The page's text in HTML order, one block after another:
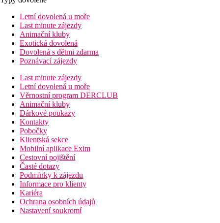
Letní dovolená u moře
Last minute zájezdy
Animační kluby
Exotická dovolená
Dovolená s dětmi zdarma
Poznávací zájezdy
Last minute zájezdy
Letní dovolená u moře
Věrnostní program DERCLUB
Animační kluby
Dárkové poukazy
Kontakty
Pobočky
Klientská sekce
Mobilní aplikace Exim
Cestovní pojištění
Časté dotazy
Podmínky k zájezdu
Informace pro klienty
Kariéra
Ochrana osobních údajů
Nastavení soukromí